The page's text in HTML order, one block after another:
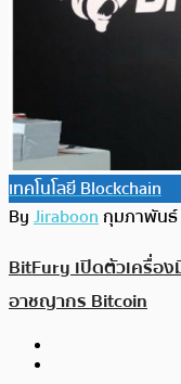
เทคโนโลยี Blockchain
ByJiraboonกุมภาพันธ์
BitFury เปิดตัวเครื่อ
อาชญากร Bitcoin